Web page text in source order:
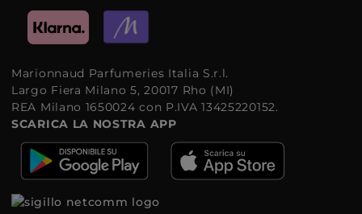
Marionnaud Parfumeries Italia S.r.l.
Largo Fiera Milano 5, 20017 Rho (MI)
REA Milano 1650024 con P.IVA 13425220152.
SCARICA LA NOSTRA APP